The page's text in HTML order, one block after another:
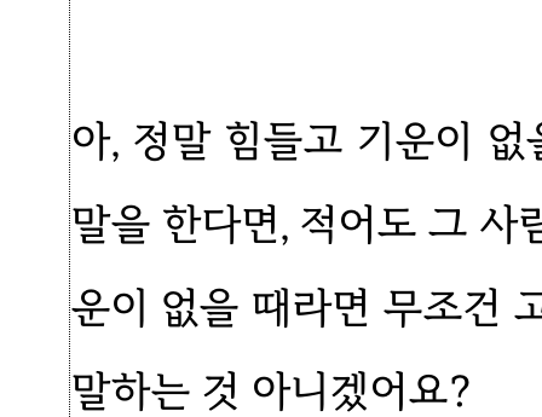
아, 정말 힘들고 기운이
말을 한다면, 적어도 그 사
운이 없을 때라면 무조건
말하는 것 아니겠어요?